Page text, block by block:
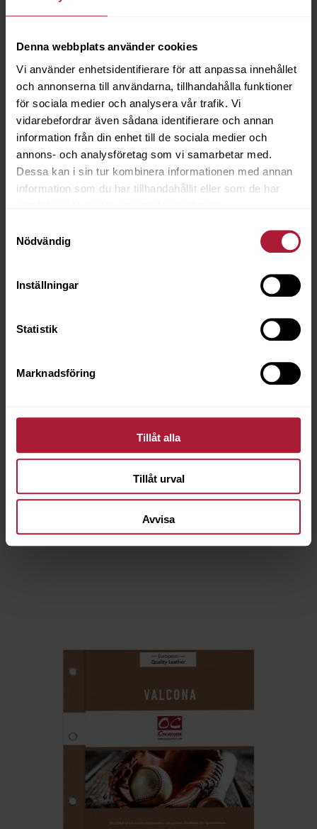
Denna webbplats använder cookies
Vi använder enhetsidentifierare för att anpassa innehållet
och annonserna till användarna, tillhandahålla funktioner
för sociala medier och analysera vår trafik. Vi
vidarebefordrar även sådana identifierare och annan
information från din enhet till de sociala medier och
annons- och analysföretag som vi samarbetar med.
Dessa kan i sin tur kombinera informationen med annan
information som du har tillhandahållit eller som de har
Nödvändig
Inställningar
Statistik
Marknadsföring
Tillåt alla
Tillåt urval
Avvisa
001-TXS
Saldo4
001-TRB
Saldo6